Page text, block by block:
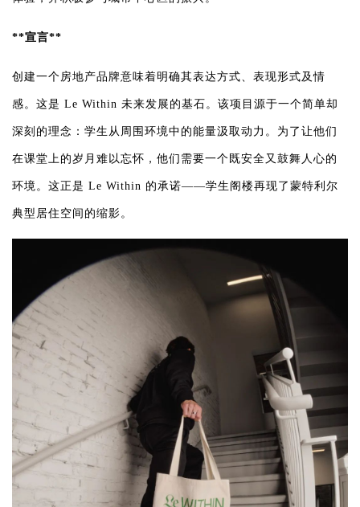
**宣言**
创建一个房地产品牌意味着明确其表达方式、表现形式及情
感。这是 Le Within 未来发展的基石。该项目源于一个简单却
深刻的理念：学生从周围环境中的能量汲取动力。为了让他们
在课堂上的岁月难以忘怀，他们需要一个既安全又鼓舞人心的
环境。这正是 Le Within 的承诺——学生阁楼再现了蒙特利尔
典型居住空间的缩影。